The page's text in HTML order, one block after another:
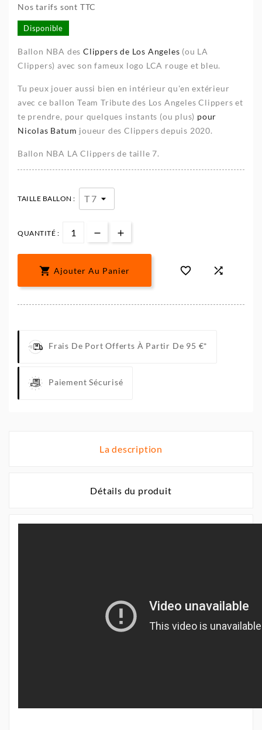
Nos tarifs sont TTC
Disponible
Ballon NBA desClippers de Los Angeles (ou LA
Clippers) avec son fameux logo LCA rouge et bleu.
Tu peux jouer aussi bien en intérieur qu'en extérieur
avec ce ballon Team Tribute des Los Angeles Clippers et
te prendre, pour quelques instants (ou plus) pour
Nicolas Batum joueur des Clippers depuis 2020.
Ballon NBA LA Clippers de taille 7.
TAILLE BALLON :
QUANTITÉ :
 Ajouter Au Panier  
Frais De Port Offerts À Partir De 95 €*
Paiement Sécurisé
La description
Détails du produit